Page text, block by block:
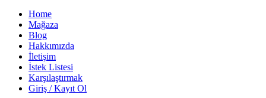
Home
Mağaza
Blog
Hakkımızda
İletişim
İstek Listesi
Karşılaştırmak
Giriş / Kayıt Ol